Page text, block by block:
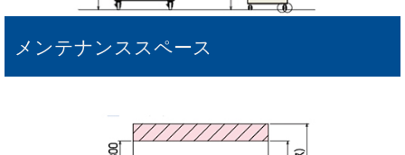
メンテナンススペース